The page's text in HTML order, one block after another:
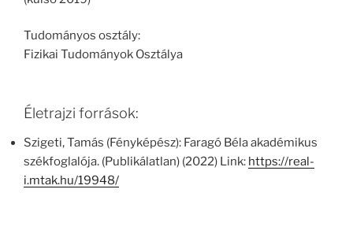
Tudományos osztály:
Fizikai Tudományok Osztálya
Életrajzi források:
Szigeti, Tamás (Fényképész): Faragó Béla akadémikus
székfoglalója. (Publikálatlan) (2022) Link: https://real-
i.mtak.hu/19948/